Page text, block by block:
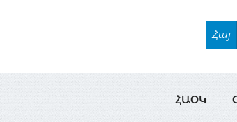
Հայ
ՀԱՕԿ